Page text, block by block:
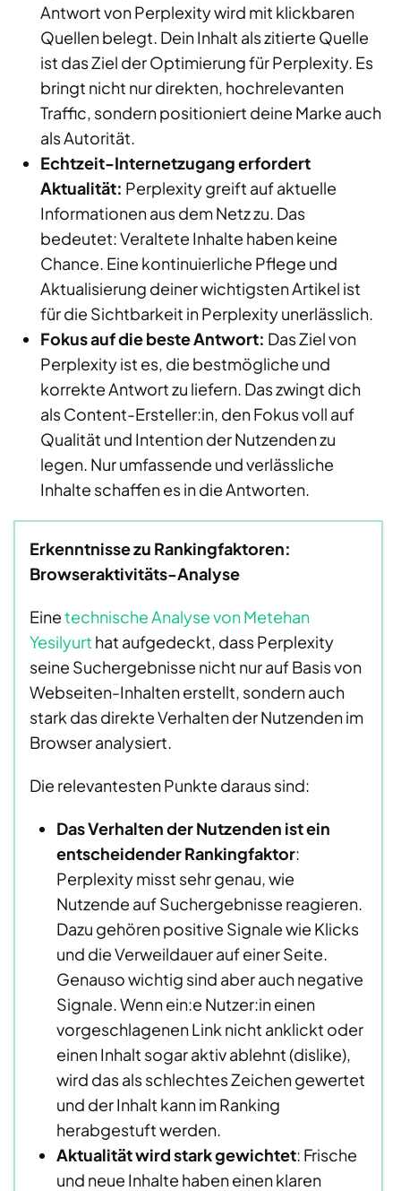
Antwort von Perplexity wird mit klickbaren
Quellen belegt. Dein Inhalt als zitierte Quelle
ist das Ziel der Optimierung für Perplexity. Es
bringt nicht nur direkten, hochrelevanten
Traffic, sondern positioniert deine Marke auch
als Autorität.
Echtzeit-Internetzugang erfordert
Aktualität: Perplexity greift auf aktuelle
Informationen aus dem Netz zu. Das
bedeutet: Veraltete Inhalte haben keine
Chance. Eine kontinuierliche Pflege und
Aktualisierung deiner wichtigsten Artikel ist
für die Sichtbarkeit in Perplexity unerlässlich.
Fokus auf die beste Antwort: Das Ziel von
Perplexity ist es, die bestmögliche und
korrekte Antwort zu liefern. Das zwingt dich
als Content-Ersteller:in, den Fokus voll auf
Qualität und Intention der Nutzenden zu
legen. Nur umfassende und verlässliche
Inhalte schaffen es in die Antworten.
Erkenntnisse zu Rankingfaktoren:
Browseraktivitäts-Analyse
Einetechnische Analyse von Metehan
Yesilyurt hat aufgedeckt, dass Perplexity
seine Suchergebnisse nicht nur auf Basis von
Webseiten-Inhalten erstellt, sondern auch
stark das direkte Verhalten der Nutzenden im
Browser analysiert.
Die relevantesten Punkte daraus sind:
Das Verhalten der Nutzenden ist ein
entscheidender Rankingfaktor:
Perplexity misst sehr genau, wie
Nutzende auf Suchergebnisse reagieren.
Dazu gehören positive Signale wie Klicks
und die Verweildauer auf einer Seite.
Genauso wichtig sind aber auch negative
Signale. Wenn ein:e Nutzer:in einen
vorgeschlagenen Link nicht anklickt oder
einen Inhalt sogar aktiv ablehnt (dislike),
wird das als schlechtes Zeichen gewertet
und der Inhalt kann im Ranking
herabgestuft werden.
Aktualität wird stark gewichtet: Frische
und neue Inhalte haben einen klaren